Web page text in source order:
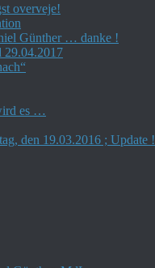
overveje!
Günther … danke !
es …
den 19.03.2016 ; Update !